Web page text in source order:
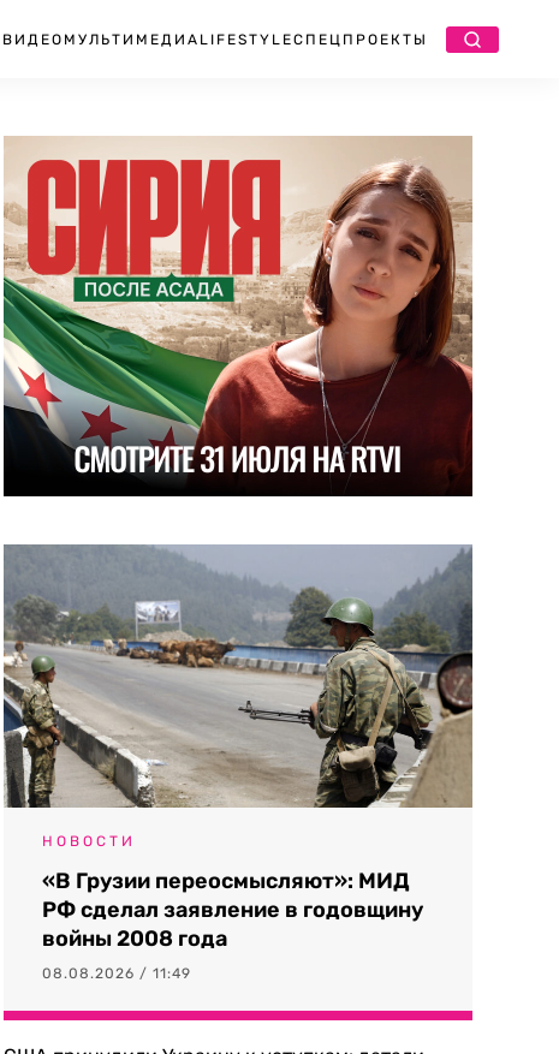
ВИДЕО МУЛЬТИМЕДИА LIFESTYLEСПЕЦПРОЕКТЫ
НОВОСТИ
«В Грузии переосмысляют»: МИД
РФ сделал заявление в годовщину
войны 2008 года
08.08.2026 / 11:49